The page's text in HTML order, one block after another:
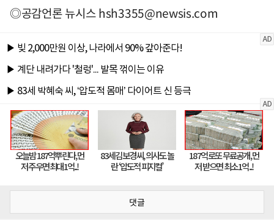
◎공감언론 뉴시스hsh3355@newsis.com
댓글